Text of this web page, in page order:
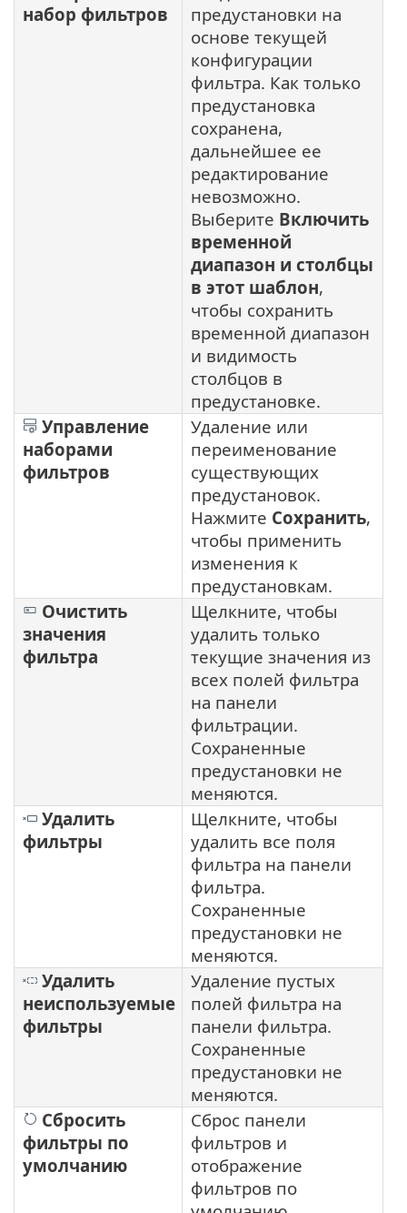
набор фильтров
предустановки на
основе текущей
конфигурации
фильтра. Как только
предустановка
сохранена,
дальнейшее ее
редактирование
невозможно.
Выберите Включить
временной
диапазон и столбцы
в этот шаблон,
чтобы сохранить
временной диапазон
и видимость
столбцов в
предустановке.
Управление
наборами
фильтров
Удаление или
переименование
существующих
предустановок.
Нажмите Сохранить,
чтобы применить
изменения к
предустановкам.
Очистить
значения
фильтра
Щелкните, чтобы
удалить только
текущие значения из
всех полей фильтра
на панели
фильтрации.
Сохраненные
предустановки не
меняются.
Удалить
фильтры
Щелкните, чтобы
удалить все поля
фильтра на панели
фильтра.
Сохраненные
предустановки не
меняются.
Удалить
неиспользуемые
фильтры
Удаление пустых
полей фильтра на
панели фильтра.
Сохраненные
предустановки не
меняются.
Сбросить
фильтры по
умолчанию
Сброс панели
фильтров и
отображение
фильтров по